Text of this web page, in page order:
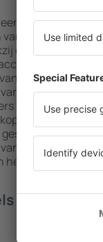
hotel in
de eSky
een grote
de
het in- en
toe. Nu bent u
tonen u
het hotel naar
het aantal sterren
in Vezzano